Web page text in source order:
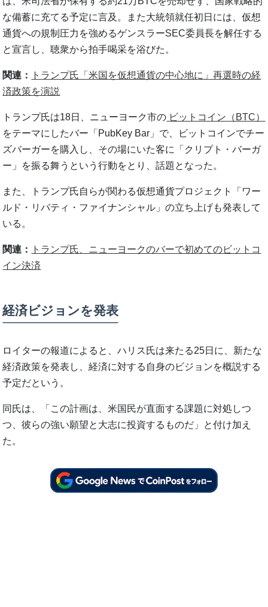
な備蓄に充てる予定に言及。また大統領就任初日には、仮想
通貨への規制圧力を強めるゲンスラーSEC委員長を解任する
と宣言し、聴衆から拍手喝采を浴びた。
関連：
トランプ氏「米国を仮想通貨の中心地に」再選時の経
済政策を演説
トランプ氏は18日、ニューヨーク市の ビットコイン（BTC）
をテーマにしたバー「PubKey Bar」で、ビットコインでチー
ズバーガーを購入し、その場にいた客に「クリプト・バーガ
ー」を振る舞うという行動をとり、話題となった。
また、トランプ氏自らが関わる仮想通貨プロジェクト「ワー
ルド・リバティ・ファイナンシャル」の立ち上げも発表して
いる。
関連：
トランプ氏、ニューヨークのバーで初めてのビットコ
イン決済
経済ビジョンを発表
ロイターの報道によると、ハリス氏は来たる25日に、新たな
経済政策を発表し、経済に対する自身のビジョンを概説する
予定だという。
同氏は、「この計画は、米国民が直面する課題に対処しつ
つ、彼らの強い願望と大志に投資するものだ」と付け加え
た。